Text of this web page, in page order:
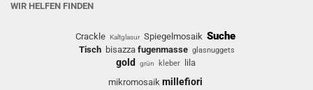
WIR HELFEN FINDEN
Crackle Kaltglasur Spiegelmosaik Suche
Tisch bisazza fugenmasse glasnuggets
gold grün kleber
lila
mikromosaik millefiori